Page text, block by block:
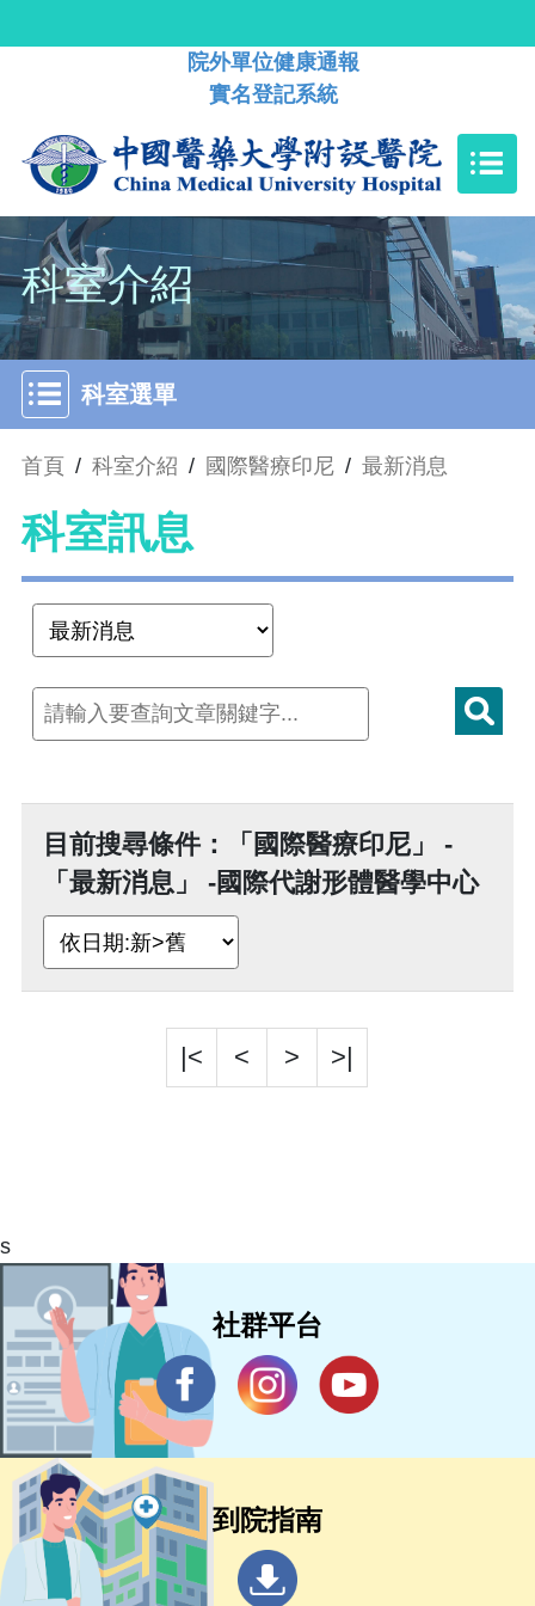
院外單位健康通報
實名登記系統
科室介紹
科室選單
首頁 / 科室介紹 / 國際醫療印尼 / 最新消息
科室訊息
目前搜尋條件：「國際醫療印尼」 -
「最新消息」 -國際代謝形體醫學中心
|< < > >|
s
社群平台
到院指南